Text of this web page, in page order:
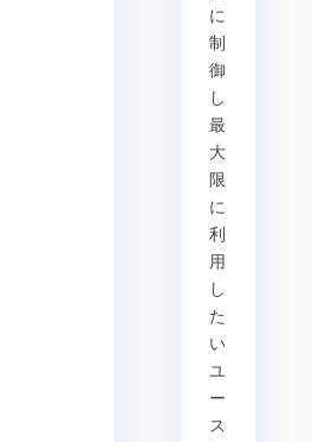
に
制
御
し
最
大
限
に
利
用
し
た
い
ユ
ー
ス